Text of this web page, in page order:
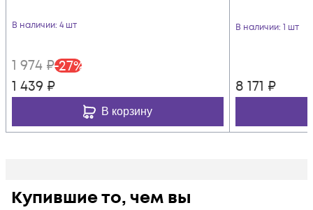
В наличии: 4 шт
1 974 ₽-27%
1 439 ₽
В корзину
В наличии: 1 шт
8 171 ₽
Купившие то, чем вы